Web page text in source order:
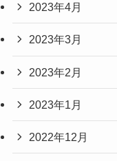
2023年4月
2023年3月
2023年2月
2023年1月
2022年12月